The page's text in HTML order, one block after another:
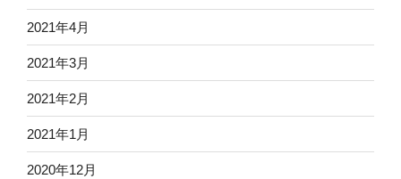
2021年4月
2021年3月
2021年2月
2021年1月
2020年12月